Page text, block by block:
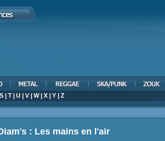
S T| U V W| X Y Z
: Les mains en l'air